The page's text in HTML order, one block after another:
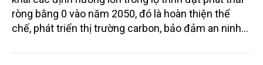
ròng bằng 0 vào năm 2050, đó là hoàn thiện thể
chế, phát triển thị trường carbon, bảo đảm an ninh
bền vững, thúc đẩy chuyển đổi xanh trong các